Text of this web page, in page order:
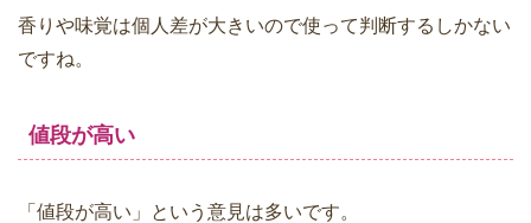
香りや味覚は個人差が大きいので使って判断するしかない
ですね。
値段が高い
「値段が高い」という意見は多いです。